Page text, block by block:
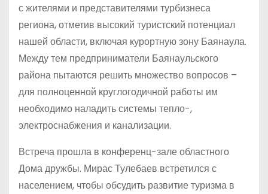
с жителями и представителями турбизнеса
региона, отметив высокий туристский потенциал
нашей области, включая курортную зону Баянаула.
Между тем предприниматели Баянаульского
района пытаются решить множество вопросов –
для полноценной круглогодичной работы им
необходимо наладить системы тепло-,
электроснабжения и канализации.
Встреча прошла в конференц-зале областного
Дома дружбы. Мирас Тулебаев встретился с
населением, чтобы обсудить развитие туризма в